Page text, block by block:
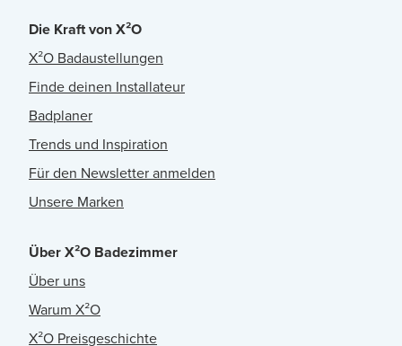
Die Kraft von X²O
X²O Badaustellungen
Finde deinen Installateur
Badplaner
Trends und Inspiration
Für den Newsletter anmelden
Unsere Marken
Über X²O Badezimmer
Über uns
Warum X²O
X²O Preisgeschichte